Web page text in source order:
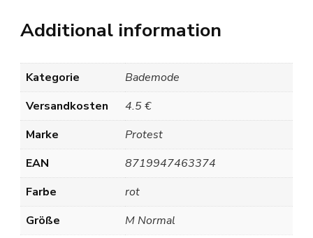
Additional information
Kategorie
Bademode
Versandkosten
4.5 €
Marke
Protest
EAN
8719947463374
Farbe
rot
Größe
M Normal